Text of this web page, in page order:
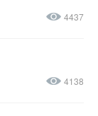
4437
4138